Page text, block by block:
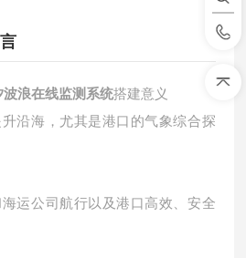
浪在线监测系统搭建意义
升沿海，尤其是港口的气象综合探
海运公司航行以及港口高效、安全